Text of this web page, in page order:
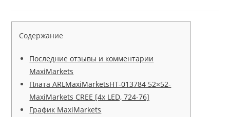
Содержание
Последние отзывы и комментарии
MaxiMarkets
Плата ARLMaxiMarketsHT-013784 52×52-
MaxiMarkets CREE [4x LED, 724-76]
График MaxiMarkets